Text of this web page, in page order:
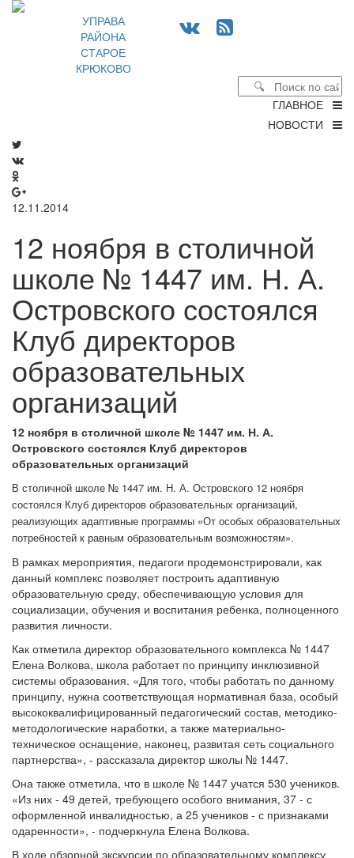
УПРАВА
РАЙОНА
СТАРОЕ
КРЮКОВО
ГЛАВНОЕ
НОВОСТИ
12.11.2014
12 ноября в столичной
школе № 1447 им. Н. А.
Островского состоялся
Клуб директоров
образовательных
организаций
12 ноября в столичной школе № 1447 им. Н. А.
Островского состоялся Клуб директоров
образовательных организаций
В столичной школе № 1447 им. Н. А. Островского 12 ноября
состоялся Клуб директоров образовательных организаций,
реализующих адаптивные программы «От особых образовательных
потребностей к равным образовательным возможностям».
В рамках мероприятия, педагоги продемонстрировали, как
данный комплекс позволяет построить адаптивную
образовательную среду, обеспечивающую условия для
социализации, обучения и воспитания ребенка, полноценного
развития личности.
Как отметила директор образовательного комплекса № 1447
Елена Волкова, школа работает по принципу инклюзивной
системы образования. «Для того, чтобы работать по данному
принципу, нужна соответствующая нормативная база, особый
высококвалифицированный педагогический состав, методико-
методологические наработки, а также материально-
техническое оснащение, наконец, развитая сеть социального
партнерства», - рассказала директор школы № 1447.
Она также отметила, что в школе № 1447 учатся 530 учеников.
«Из них - 49 детей, требующего особого внимания, 37 - с
оформленной инвалидностью, а 25 учеников - с признаками
одаренности», - подчеркнула Елена Волкова.
В ходе обзорной экскурсии по образовательному комплексу